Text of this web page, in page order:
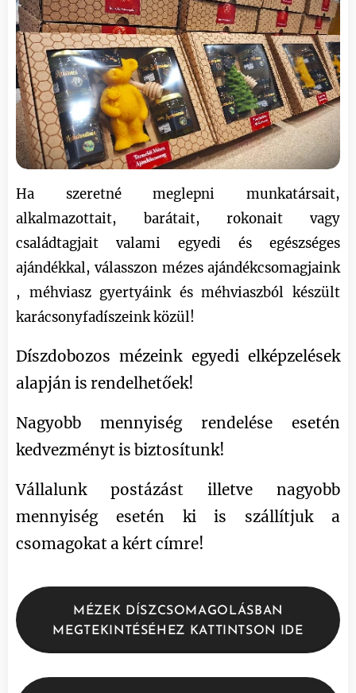
Ha szeretné meglepni munkatársait,
alkalmazottait, barátait, rokonait vagy
családtagjait valami egyedi és egészséges
ajándékkal, válasszon mézes ajándékcsomagjaink
, méhviasz gyertyáink és méhviaszból készült
karácsonyfadíszeink közül!
Díszdobozos mézeink egyedi elképzelések
alapján is rendelhetőek!
Nagyobb mennyiség rendelése esetén
kedvezményt is biztosítunk!
Vállalunk postázást illetve nagyobb
mennyiség esetén ki is szállítjuk a
csomagokat a kért címre!
MÉZEK DÍSZCSOMAGOLÁSBAN
MEGTEKINTÉSÉHEZ KATTINTSON IDE